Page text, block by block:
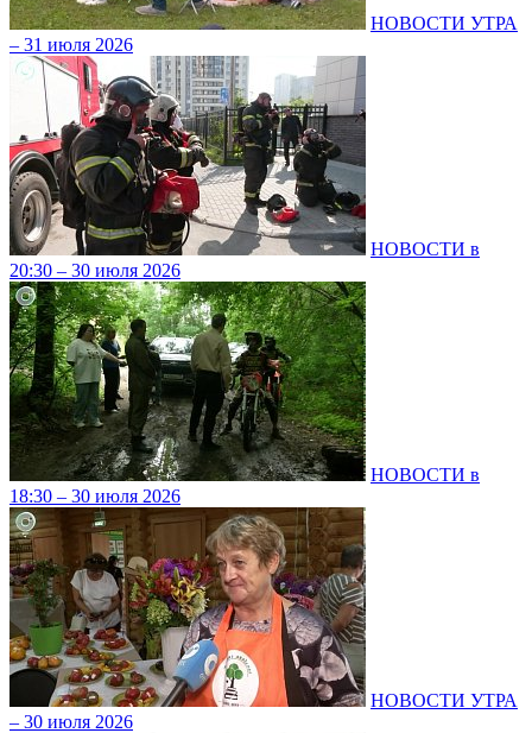
НОВОСТИ УТРА
– 31 июля 2026
НОВОСТИ в
20:30 – 30 июля 2026
НОВОСТИ в
18:30 – 30 июля 2026
НОВОСТИ УТРА
– 30 июля 2026